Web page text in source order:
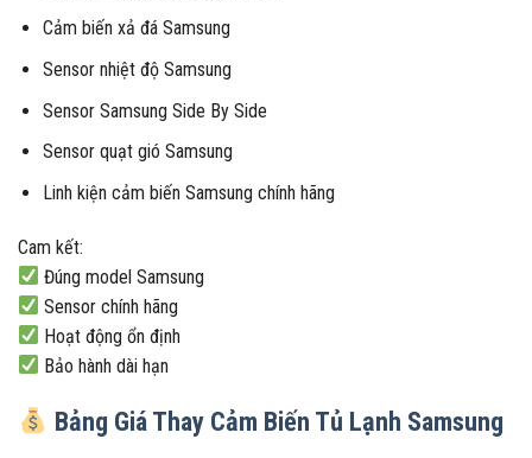
Cảm biến xả đá Samsung
Sensor nhiệt độ Samsung
Sensor Samsung Side By Side
Sensor quạt gió Samsung
Linh kiện cảm biến Samsung chính hãng
Cam kết:
Đúng model Samsung
Sensor chính hãng
Hoạt động ổn định
Bảo hành dài hạn
Bảng Giá Thay Cảm Biến Tủ Lạnh Samsung